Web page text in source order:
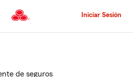
al
principal
Iniciar Sesión